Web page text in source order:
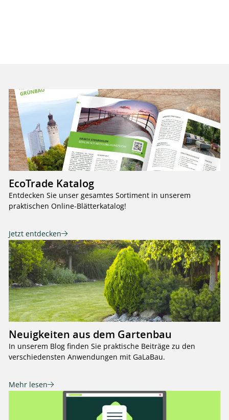
EcoTrade Katalog
Entdecken Sie unser gesamtes Sortiment in unserem
praktischen Online-Blätterkatalog!
Jetzt entdecken
Neuigkeiten aus dem Gartenbau
In unserem Blog finden Sie praktische Beiträge zu den
verschiedensten Anwendungen mit GaLaBau.
Mehr lesen